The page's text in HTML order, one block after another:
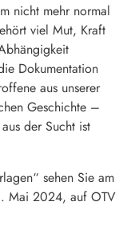
nicht mehr normal
viel Mut, Kraft
Dokumentation
aus unserer
Geschichte –
der Sucht ist
sehen Sie am
Mai 2024, auf OTV